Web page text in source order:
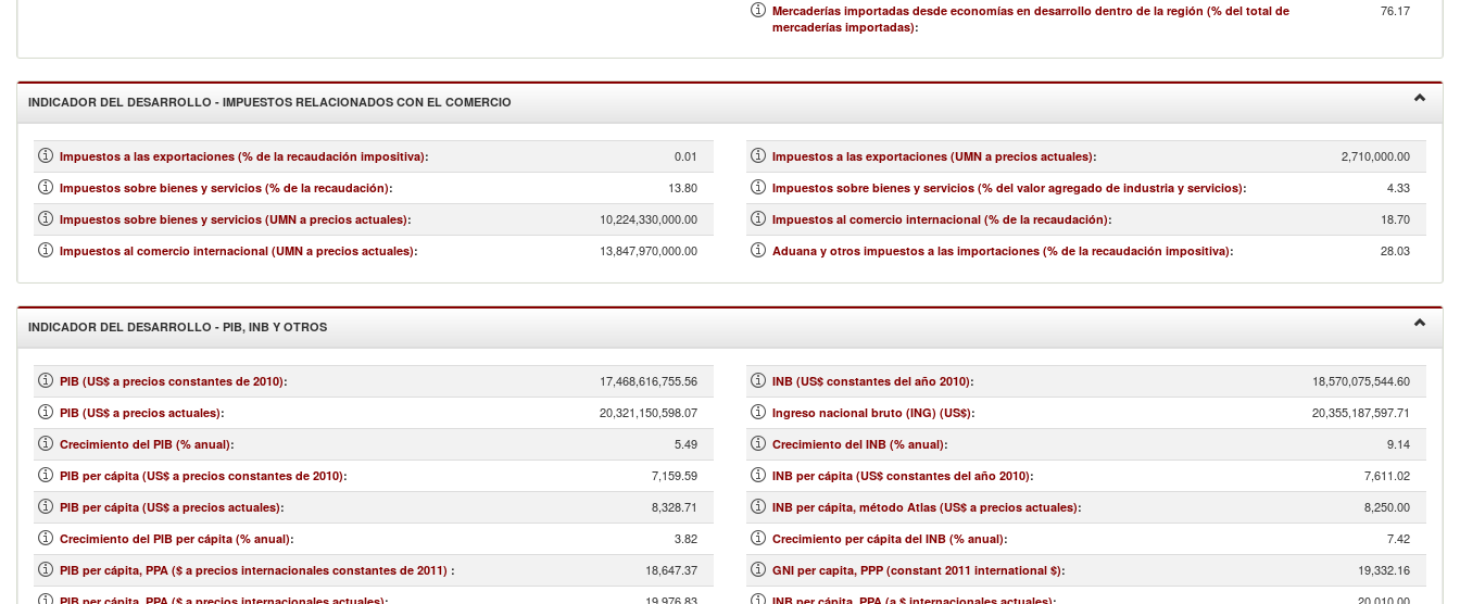
Mercaderías importadas desde economías en desarrollo dentro de la región (% del total de
mercaderías importadas):
76.17
INDICADOR DEL DESARROLLO - IMPUESTOS RELACIONADOS CON EL COMERCIO
Impuestos a las exportaciones (% de la recaudación impositiva): 0.01
Impuestos sobre bienes y servicios (% de la recaudación): 13.80
Impuestos sobre bienes y servicios (UMN a precios actuales): 10,224,330,000.00
Impuestos al comercio internacional (UMN a precios actuales): 13,847,970,000.00
Impuestos a las exportaciones (UMN a precios actuales): 2,710,000.00
Impuestos sobre bienes y servicios (% del valor agregado de industria y servicios): 4.33
Impuestos al comercio internacional (% de la recaudación): 18.70
Aduana y otros impuestos a las importaciones (% de la recaudación impositiva): 28.03
INDICADOR DEL DESARROLLO - PIB, INB Y OTROS
PIB (US$ a precios constantes de 2010): 17,468,616,755.56
PIB (US$ a precios actuales): 20,321,150,598.07
Crecimiento del PIB (% anual): 5.49
PIB per cápita (US$ a precios constantes de 2010): 7,159.59
PIB per cápita (US$ a precios actuales): 8,328.71
Crecimiento del PIB per cápita (% anual): 3.82
PIB per cápita, PPA ($ a precios internacionales constantes de 2011) : 18,647.37
INB (US$ constantes del año 2010): 18,570,075,544.60
Ingreso nacional bruto (ING) (US$): 20,355,187,597.71
Crecimiento del INB (% anual): 9.14
INB per cápita (US$ constantes del año 2010): 7,611.02
INB per cápita, método Atlas (US$ a precios actuales): 8,250.00
Crecimiento per cápita del INB (% anual): 7.42
GNI per capita, PPP (constant 2011 international $): 19,332.16